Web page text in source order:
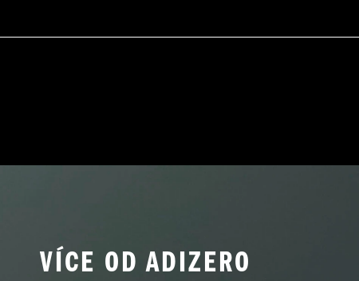
VÍCE OD ADIZERO